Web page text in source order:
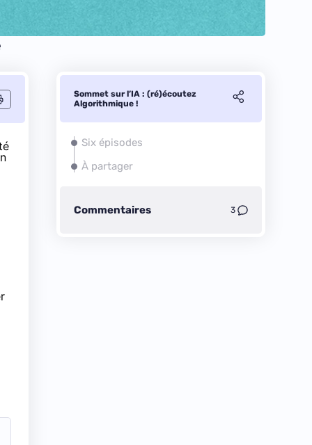
Sommet sur l’IA : (ré)écoutez
Algorithmique !
Six épisodes
À partager
Commentaires 3